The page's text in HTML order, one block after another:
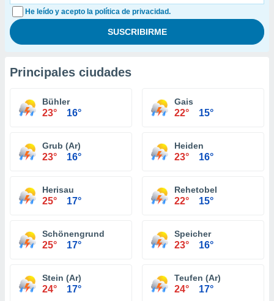
He leído y acepto la política de privacidad.
Principales ciudades
Bühler
23° 16°
Gais
22° 15°
Grub (Ar)
23° 16°
Heiden
23° 16°
Herisau
25° 17°
Rehetobel
22° 15°
Schönengrund
25° 17°
Speicher
23° 16°
Stein (Ar)
24° 17°
Teufen (Ar)
24° 17°